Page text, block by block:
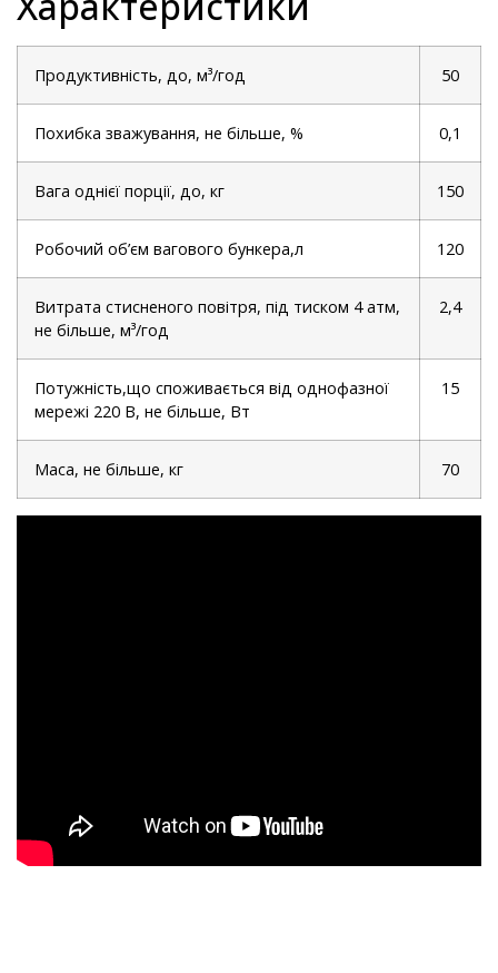
Продуктивність, до, м³/год 50
Похибка зважування, не більше, % 0,1
Вага однієї порції, до, кг 150
Робочий об’єм вагового бункера,л 120
Витрата стисненого повітря, під тиском 4 атм,
не більше, м³/год
2,4
Потужність,що споживається від однофазної
мережі 220 В, не більше, Вт
15
Маса, не більше, кг 70